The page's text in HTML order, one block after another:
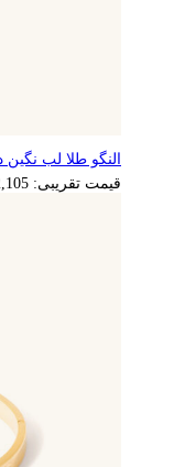
النگو طلا لب نگین دار
قیمت تقریبی: